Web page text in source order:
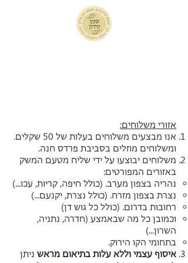
אזורי משלוחים:
אנו מבצעים משלוחים בעלות של 50 שקלים.
ומשלוחים מוזלים בסביבת פרדס חנה.
משלוחים יבוצעו על ידי שליח מטעם המשק
באזורים המפורטים:
נהריה בצפון מערב. (כולל חיפה, קריות, עכו...)
נצרת בצפון מזרח. (כולל נצרת, יקנעם...)
רחובות בדרום. (כולל כל גוש דן)
וכמובן כל מה שבאמצע (חדרה, נתניה,
השרון...)
בתחומי הקו הירוק.
איסוף עצמי וללא עלות בתיאום מראש ניתן